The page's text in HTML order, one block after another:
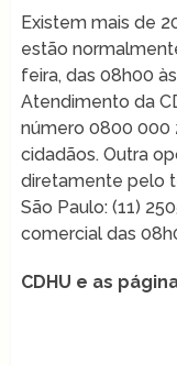
Existem mais de
estão
feira, das 08h00
Atendimento da
número 0800 000
cidadãos. Outra
diretamente pelo
São Paulo: (11)
comercial das
CDHU e as